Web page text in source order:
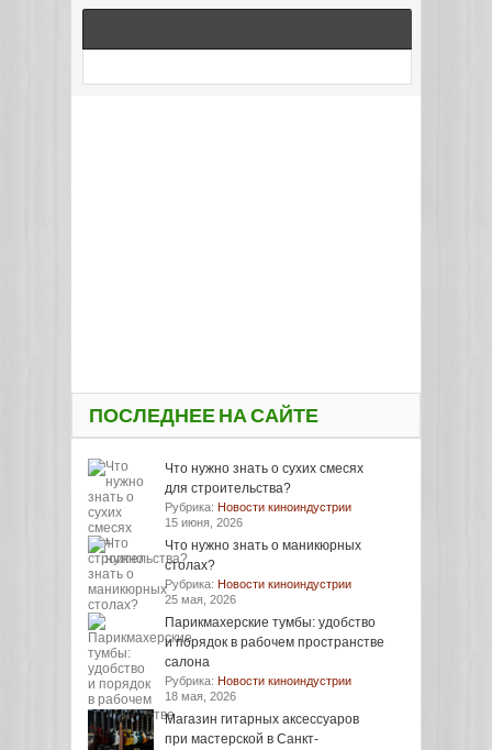
ПОСЛЕДНЕЕ НА САЙТЕ
Что нужно знать о сухих смесях
для строительства?
Рубрика: Новости киноиндустрии
15 июня, 2026
Что нужно знать о маникюрных
столах?
Рубрика: Новости киноиндустрии
25 мая, 2026
Парикмахерские тумбы: удобство
и порядок в рабочем пространстве
салона
Рубрика: Новости киноиндустрии
18 мая, 2026
Магазин гитарных аксессуаров
при мастерской в Санкт-